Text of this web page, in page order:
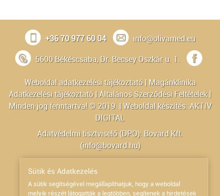
+36 70 977 60 04
info@olivamed.eu
5600 Békéscsaba, Dr. Becsey Oszkár u. 1.
Weboldal adatkezelési tájékoztató| Magánklinika
Adatkezelési tájékoztató|Általános Szerződési Feltételek|
Minden jog fenntartva! © 2019. | Weboldal készítés:AKTIV
DIGITAL
Adatvédelmi tisztviselő (DPO): Bovard Kft.
(info@bovard.hu)
Sütik és Adatkezelés
A sütik segítségével megállapíthatjuk, hogy a weboldal
melyik részét látogatták a legtöbben, segítenek a hirdetések